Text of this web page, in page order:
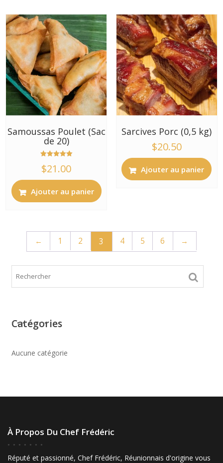
Samoussas Poulet (Sac
de 20)
5.00
sur 5
$21.00
Ajouter au panier
Sarcives Porc (0,5 kg)
$20.50
Ajouter au panier
← 1 2 3 4 5 6 →
Catégories
Aucune catégorie
À Propos Du Chef Frédéric
Réputé et passionné, Chef Frédéric, Réunionnais d'origine vous